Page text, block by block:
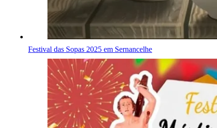
Festival das Sopas 2025 em Sernancelhe